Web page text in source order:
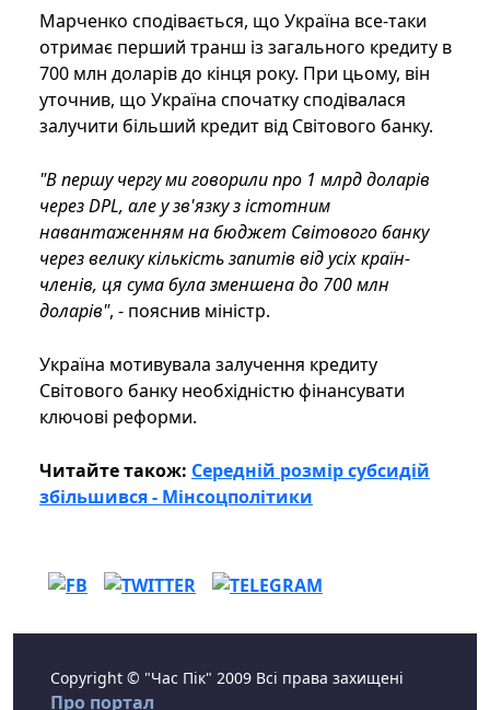
Марченко сподівається, що Україна все-таки
отримає перший транш із загального кредиту в
700 млн доларів до кінця року. При цьому, він
уточнив, що Україна спочатку сподівалася
залучити більший кредит від Світового банку.
"В першу чергу ми говорили про 1 млрд доларів
через DPL, але у зв'язку з істотним
навантаженням на бюджет Світового банку
через велику кількість запитів від усіх країн-
членів, ця сума була зменшена до 700 млн
доларів", - пояснив міністр.
Україна мотивувала залучення кредиту
Світового банку необхідністю фінансувати
ключові реформи.
Читайте також: Середній розмір субсидій
збільшився - Мінсоцполітики
Copyright © "Час Пік" 2009 Всі права захищені
Про портал